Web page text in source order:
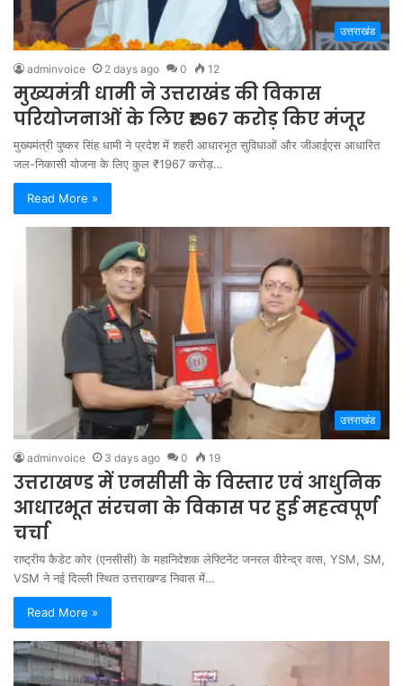
उत्तराखंड
adminvoice 2 days ago 0 12
मुख्यमंत्री धामी ने उत्तराखंड की विकास
परियोजनाओं के लिए ₹1967 करोड़ किए मंजूर
मुख्यमंत्री पुष्कर सिंह धामी ने प्रदेश में शहरी आधारभूत सुविधाओं और जीआईएस आधारित
जल-निकासी योजना के लिए कुल ₹1967 करोड़…
Read More »
उत्तराखंड
adminvoice 3 days ago 0 19
उत्तराखण्ड में एनसीसी के विस्तार एवं आधुनिक
आधारभूत संरचना के विकास पर हुई महत्वपूर्ण
चर्चा
राष्ट्रीय कैडेट कोर (एनसीसी) के महानिदेशक लेफ्टिनेंट जनरल वीरेन्द्र वत्स, YSM, SM,
VSM ने नई दिल्ली स्थित उत्तराखण्ड निवास में…
Read More »